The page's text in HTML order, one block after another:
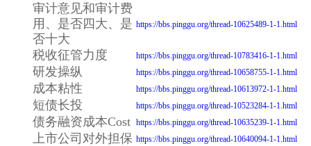
审计意见和审计费
用、是否四大、是
否十大
https://bbs.pinggu.org/thread-10625489-1-1.html
税收征管力度 https://bbs.pinggu.org/thread-10783416-1-1.html
研发操纵 https://bbs.pinggu.org/thread-10658755-1-1.html
成本粘性 https://bbs.pinggu.org/thread-10613972-1-1.html
短债长投 https://bbs.pinggu.org/thread-10523284-1-1.html
债务融资成本Cost https://bbs.pinggu.org/thread-10635239-1-1.html
上市公司对外担保 https://bbs.pinggu.org/thread-10640094-1-1.html